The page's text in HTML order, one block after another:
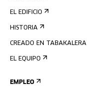
EL EDIFICIO
HISTORIA
CREADO EN TABAKALERA
EL EQUIPO
EMPLEO